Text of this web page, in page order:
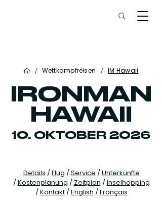
/ Wettkampfreisen / IM Hawaii
IRONMAN
HAWAII
10. OKTOBER 2026
Details /Flug /Service /Unterkünfte
/Kostenplanung / Zeitplan /Inselhopping
/Kontakt /English /Français